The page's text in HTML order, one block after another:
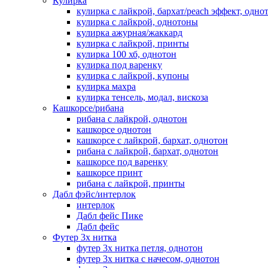
кулирка с лайкрой, бархат/peach эффект,
кулирка с лайкрой, однотоны
кулирка ажурная/жаккард
кулирка с лайкрой, принты
кулирка 100 хб, однотон
кулирка под варенку
кулирка с лайкрой, купоны
кулирка махра
кулирка тенсель, модал, вискоза
Кашкорсе/рибана
рибана с лайкрой, однотон
кашкорсе однотон
кашкорсе с лайкрой, бархат, однотон
рибана с лайкрой, бархат, однотон
кашкорсе под варенку
кашкорсе принт
рибана с лайкрой, принты
Дабл фэйс/интерлок
интерлок
Дабл фейс Пике
Дабл фейс
Футер 3х нитка
футер 3х нитка петля, однотон
футер 3х нитка с начесом, однотон